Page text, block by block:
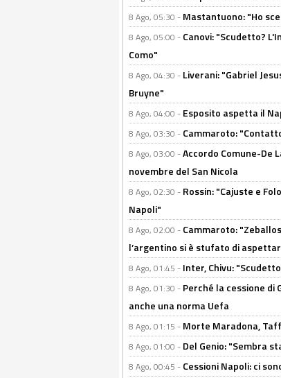
8 Ago, 05:30 - Mastantuono: "Ho
8 Ago, 05:00 - Canovi: "Scudetto?
Como"
8 Ago, 04:30 - Liverani: "Gabriel
Bruyne"
8 Ago, 04:00 - Esposito aspetta il
8 Ago, 03:30 - Cammaroto:
8 Ago, 03:00 -Accordo Comune-De
novembre del San Nicola
8 Ago, 02:30 - Rossin: "Cajuste e
Napoli"
8 Ago, 02:00 - Cammaroto:
l’argentino si è stufato di
8 Ago, 01:45 - Inter, Chivu:
8 Ago, 01:30 - Perché la cessione
anche una norma Uefa
8 Ago, 01:15 - Morte Maradona,
8 Ago, 01:00 - Del Genio: "Sembra
8 Ago, 00:45 - Cessioni Napoli: ci